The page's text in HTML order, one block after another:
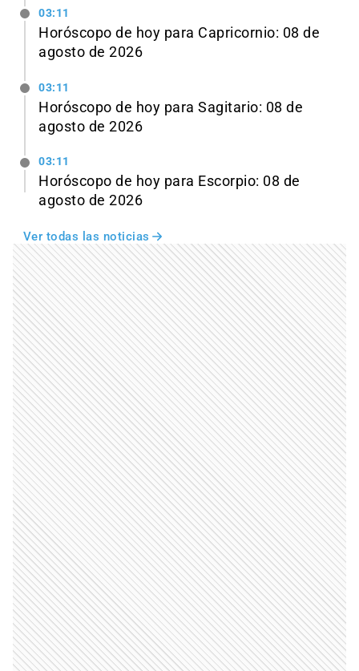
03:11
Horóscopo de hoy para Capricornio: 08 de
agosto de 2026
03:11
Horóscopo de hoy para Sagitario: 08 de
agosto de 2026
03:11
Horóscopo de hoy para Escorpio: 08 de
agosto de 2026
Ver todas las noticias